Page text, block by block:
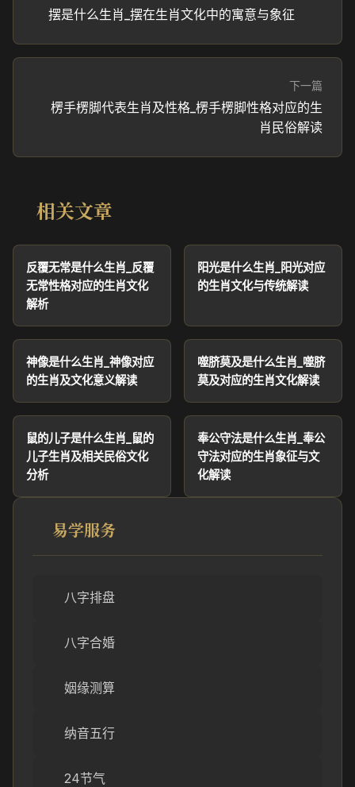
摆是什么生肖_摆在生肖文化中的寓意与象征
下一篇
楞手楞脚代表生肖及性格_楞手楞脚性格对应的生
肖民俗解读
相关文章
反覆无常是什么生肖_反覆
无常性格对应的生肖文化
解析
阳光是什么生肖_阳光对应
的生肖文化与传统解读
神像是什么生肖_神像对应
的生肖及文化意义解读
噬脐莫及是什么生肖_噬脐
莫及对应的生肖文化解读
鼠的儿子是什么生肖_鼠的
儿子生肖及相关民俗文化
分析
奉公守法是什么生肖_奉公
守法对应的生肖象征与文
化解读
易学服务
八字排盘
八字合婚
姻缘测算
纳音五行
24节气